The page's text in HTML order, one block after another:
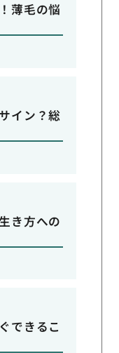
薄毛の悩
イン？総
き方への
できるこ